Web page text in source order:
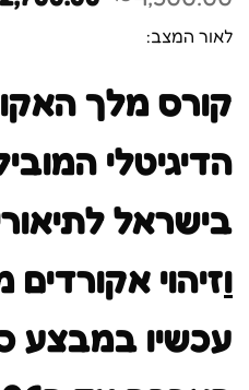
לאור המצב:
קורס מלך
הדיגיטלי
בישראל
וזיהוי